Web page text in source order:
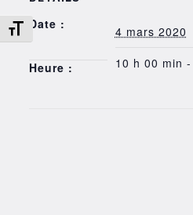
Changer la taille de la
Date : 4 mars 2020
Heure : 10 h 00 min